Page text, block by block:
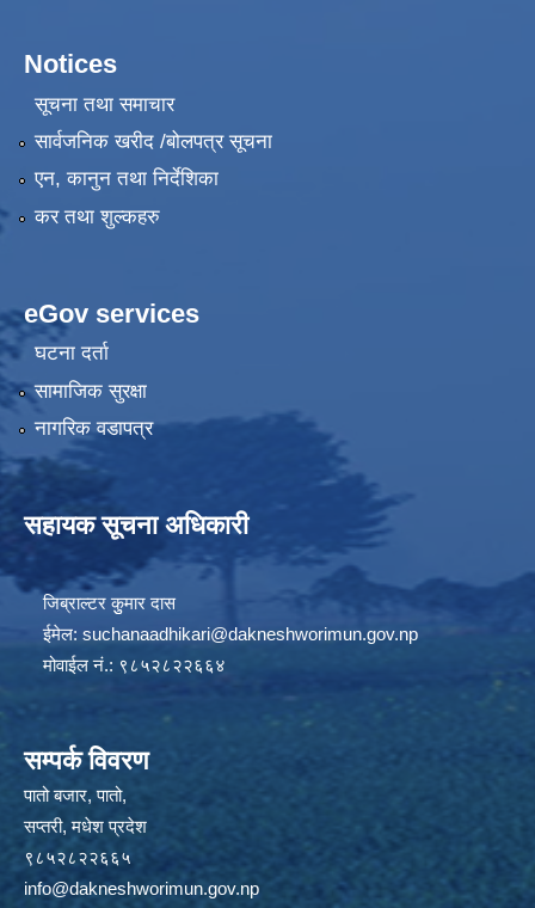
Notices
सूचना तथा समाचार
सार्वजनिक खरीद /बोलपत्र सूचना
एन, कानुन तथा निर्देशिका
कर तथा शुल्कहरु
eGov services
घटना दर्ता
सामाजिक सुरक्षा
नागरिक वडापत्र
सहायक सूचना अधिकारी
जिब्राल्टर कुुमार दास
ईमेल: suchanaadhikari@dakneshworimun.gov.np
मोवाईल नं.: ९८५२८२२६६४
सम्पर्क विवरण
पातो बजार, पातो,
सप्तरी, मधेश प्रदेश
९८५२८२२६६५
info@dakneshworimun.gov.np